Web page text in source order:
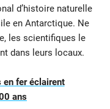
d’histoire naturelle
en Antarctique. Ne
les scientifiques le
dans leurs locaux.
en fer éclairent
ans